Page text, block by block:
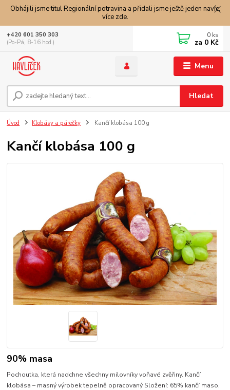
Obhájili jsme titul Regionální potravina a přidali jsme ještě jeden navíc,
více zde.
Menu
Hledat
+420 601 350 303
(Po-Pá, 8-16 hod.)
0 ks
za 0 Kč
Úvod Klobásy a párečky Kančí klobása 100 g
Kančí klobása 100 g
90% masa
Pochoutka, která nadchne všechny milovníky voňavé zvěřiny. Kančí
klobása – masný výrobek tepelně opracovaný Složení: 65% kančí maso,